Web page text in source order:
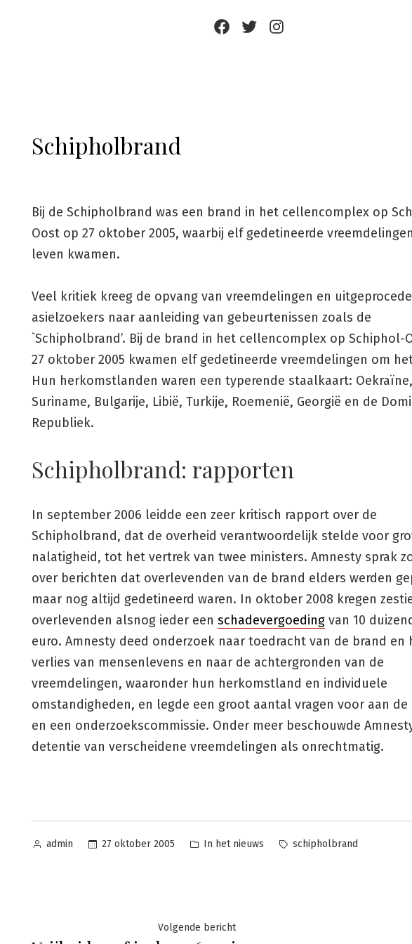
FacebookTwitterInstagram
Schipholbrand
Bij de Schipholbrand was een brand in het cellencomplex op
Oost op 27 oktober 2005, waarbij elf gedetineerde
leven kwamen.
Veel kritiek kreeg de opvang van vreemdelingen en
asielzoekers naar aanleiding van gebeurtenissen zoals de
`Schipholbrand’. Bij de brand in het cellencomplex op Schiphol-
27 oktober 2005 kwamen elf gedetineerde vreemdelingen om
Hun herkomstlanden waren een typerende staalkaart: Oekraïne,
Suriname, Bulgarije, Libië, Turkije, Roemenië, Georgië en de
Republiek.
Schipholbrand: rapporten
In september 2006 leidde een zeer kritisch rapport over de
Schipholbrand, dat de overheid verantwoordelijk stelde voor
nalatigheid, tot het vertrek van twee ministers. Amnesty sprak
over berichten dat overlevenden van de brand elders werden
maar nog altijd gedetineerd waren. In oktober 2008 kregen
overlevenden alsnog ieder een schadevergoeding van 10
euro. Amnesty deed onderzoek naar toedracht van de brand en
verlies van mensenlevens en naar de achtergronden van de
vreemdelingen, waaronder hun herkomstland en individuele
omstandigheden, en legde een groot aantal vragen voor aan de
en een onderzoekscommissie. Onder meer beschouwde
detentie van verscheidene vreemdelingen als onrechtmatig.
Geplaatst
admin 27 oktober 2005
Geplaatst
In het nieuws Tags:
schipholbrand
Volgende berichtVolgende